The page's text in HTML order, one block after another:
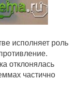
исполняет роль
отклонялась
частично